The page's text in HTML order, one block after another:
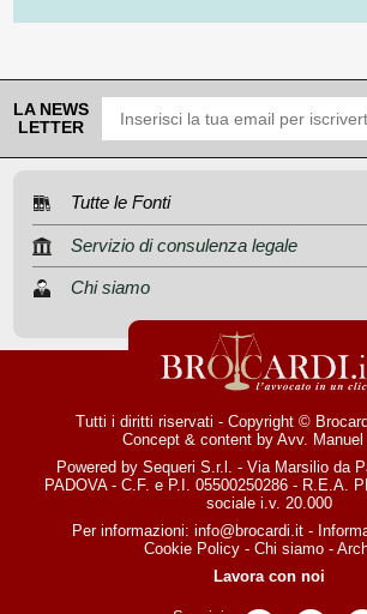
LA NEWS
LETTER
Tutte le Fonti
Servizio di consulenza legale
Chi siamo
Tutti i diritti riservati - Copyright ©
Concept & content by Avv. Manuel
Powered by Sequeri S.r.l. - Via Marsilio da
PADOVA - C.F. e P.I. 05500250286 - R.E.A.
sociale i.v. 20.000
Per informazioni: info@brocardi.it-
Cookie Policy - Chi siamo -
Lavora con noi